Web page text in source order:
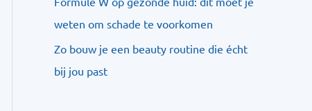
weten om schade te voorkomen
Zo bouw je een beauty routine die écht
bij jou past